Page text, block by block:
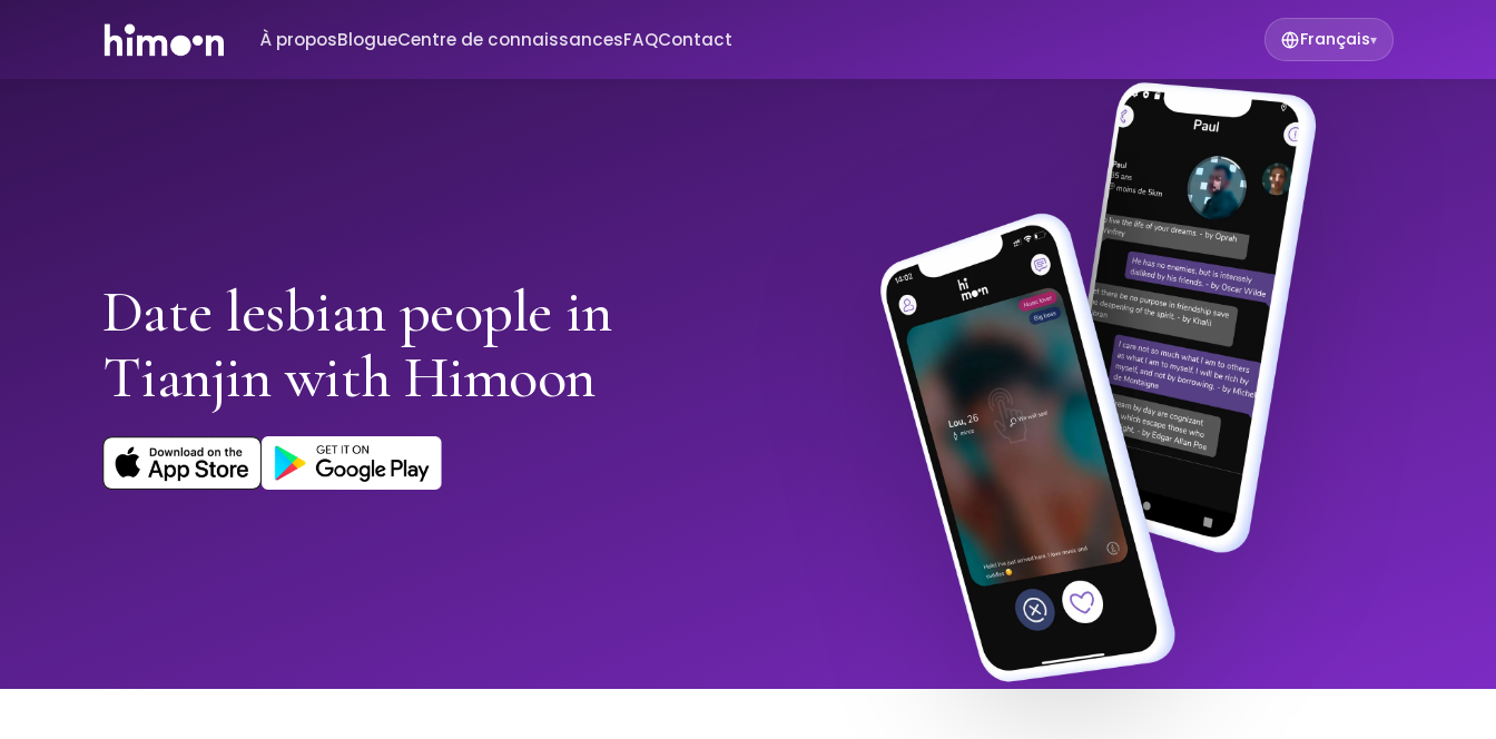
À proposBlogueCentre de connaissancesFAQContact Français▾
Date lesbian people in
Tianjin with Himoon